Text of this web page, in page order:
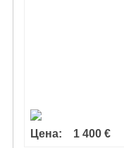
Цена: 1 400 €